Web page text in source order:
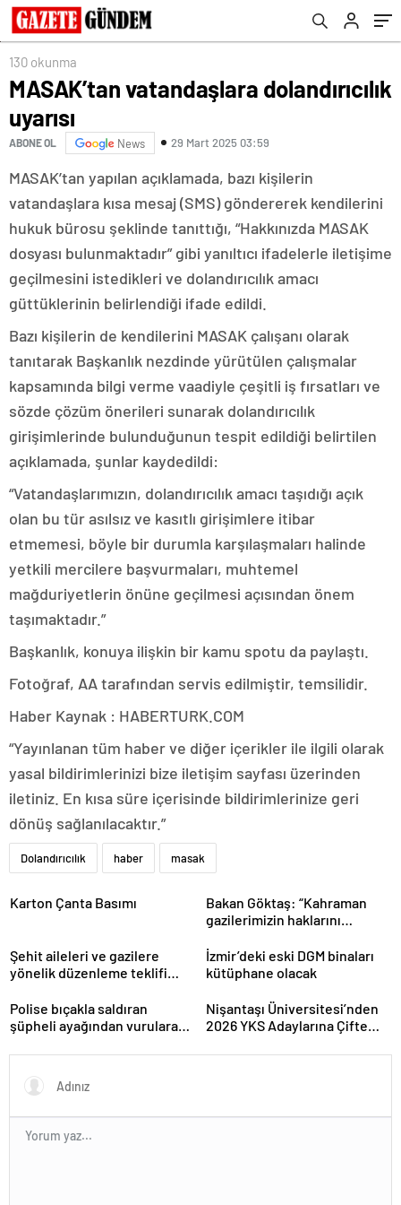
130 okunma
MASAK’tan vatandaşlara dolandırıcılık
uyarısı
ABONE OL News 29 Mart 2025 03:59
MASAK’tan yapılan açıklamada, bazı kişilerin
vatandaşlara kısa mesaj (SMS) göndererek kendilerini
hukuk bürosu şeklinde tanıttığı, “Hakkınızda MASAK
dosyası bulunmaktadır” gibi yanıltıcı ifadelerle iletişime
geçilmesini istedikleri ve dolandırıcılık amacı
güttüklerinin belirlendiği ifade edildi.
Bazı kişilerin de kendilerini MASAK çalışanı olarak
tanıtarak Başkanlık nezdinde yürütülen çalışmalar
kapsamında bilgi verme vaadiyle çeşitli iş fırsatları ve
sözde çözüm önerileri sunarak dolandırıcılık
girişimlerinde bulunduğunun tespit edildiği belirtilen
açıklamada, şunlar kaydedildi:
“Vatandaşlarımızın, dolandırıcılık amacı taşıdığı açık
olan bu tür asılsız ve kasıtlı girişimlere itibar
etmemesi, böyle bir durumla karşılaşmaları halinde
yetkili mercilere başvurmaları, muhtemel
mağduriyetlerin önüne geçilmesi açısından önem
taşımaktadır.”
Başkanlık, konuya ilişkin bir kamu spotu da paylaştı.
Fotoğraf, AA tarafından servis edilmiştir, temsilidir.
Haber Kaynak : HABERTURK.COM
“Yayınlanan tüm haber ve diğer içerikler ile ilgili olarak
yasal bildirimlerinizi bize iletişim sayfası üzerinden
iletiniz. En kısa süre içerisinde bildirimlerinize geri
dönüş sağlanılacaktır.”
Dolandırıcılık haber masak
Karton Çanta Basımı
Bakan Göktaş: “Kahraman
gazilerimizin haklarını
kapılarını aralıyoruz”
Şehit aileleri ve gazilere
yönelik düzenleme teklifi
İzmir’deki eski DGM binaları
kütüphane olacak
Polise bıçakla saldıran
şüpheli ayağından vurularak
Nişantaşı Üniversitesi’nden
2026 YKS Adaylarına Çifte
Kesintisiz Burs